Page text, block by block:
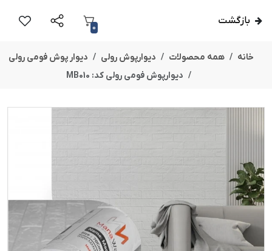
بازگشت
0
خانه همه محصولات دیوارپوش رولی
دیوار پوش فومی رولی
دیوارپوش فومی رولی کد: MB010